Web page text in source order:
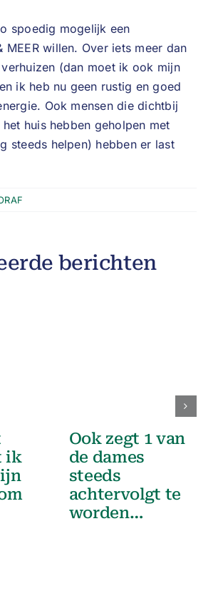
spoedig mogelijk een
MEER willen. Over iets meer dan
(dan moet ik ook mijn
ik heb nu geen rustig en goed
Ook mensen die dichtbij
huis hebben geholpen met
steeds helpen) hebben er last
berichten
ik
Ook zegt 1 van
de dames
steeds
achtervolgt te
worden…